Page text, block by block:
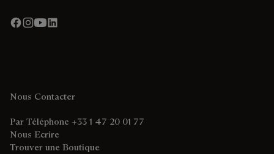
Nous Contacter
Par Téléphone +33 1 47 20 01 77
Nous Ecrire
Trouver une Boutique